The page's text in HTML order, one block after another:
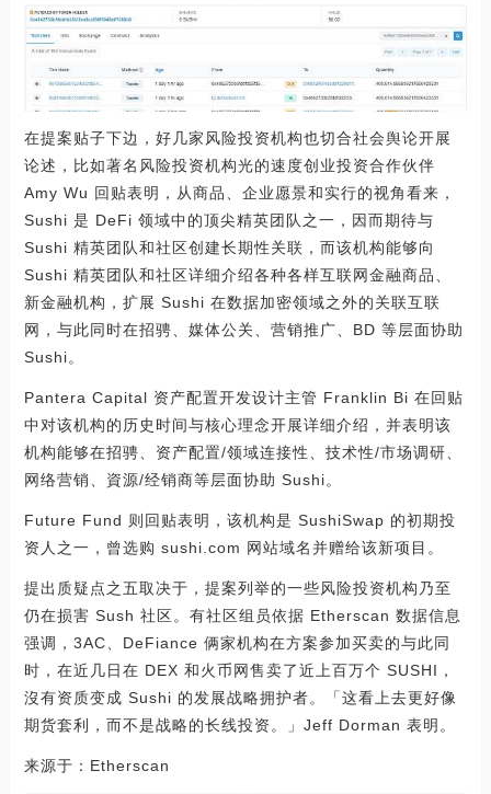
在提案贴子下边，好几家风险投资机构也切合社会舆论开展
论述，比如著名风险投资机构光的速度创业投资合作伙伴
Amy Wu 回贴表明，从商品、企业愿景和实行的视角看来，
Sushi 是 DeFi 领域中的顶尖精英团队之一，因而期待与
Sushi 精英团队和社区创建长期性关联，而该机构能够向
Sushi 精英团队和社区详细介绍各种各样互联网金融商品、
新金融机构，扩展 Sushi 在数据加密领域之外的关联互联
网，与此同时在招骋、媒体公关、营销推广、BD 等层面协助
Sushi。
Pantera Capital 资产配置开发设计主管 Franklin Bi 在回贴
中对该机构的历史时间与核心理念开展详细介绍，并表明该
机构能够在招骋、资产配置/领域连接性、技术性/市场调研、
网络营销、資源/经销商等层面协助 Sushi。
Future Fund 则回贴表明，该机构是 SushiSwap 的初期投
资人之一，曾选购 sushi.com 网站域名并赠给该新项目。
提出质疑点之五取决于，提案列举的一些风险投资机构乃至
仍在损害 Sush 社区。有社区组员依据 Etherscan 数据信息
强调，3AC、DeFiance 俩家机构在方案参加买卖的与此同
时，在近几日在 DEX 和火币网售卖了近上百万个 SUSHI，
沒有资质变成 Sushi 的发展战略拥护者。「这看上去更好像
期货套利，而不是战略的长线投资。」Jeff Dorman 表明。
来源于：Etherscan